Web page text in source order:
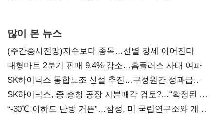
많이 본 뉴스
(주간증시전망)지수보다 종목…선별 장세 이어진다
대형마트 2분기 판매 9.4% 감소…홈플러스 사태 여파
SK하이닉스 통합노조 신설 추진…구성원간 성과급
불만 확산
SK하이닉스, 중 충칭 공장 지분매각 검토?…“확정된 바
없어”
“-30℃ 이하도 난방 거뜬”…삼성, 미 국립연구소와 개발